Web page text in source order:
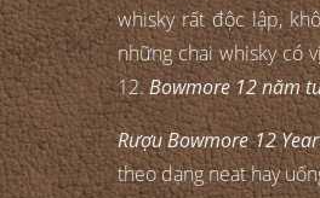
whisky rất độc lập,
những chai whisky có
12.Bowmore 12 năm
Rượu Bowmore 12
theo dạng neat hay